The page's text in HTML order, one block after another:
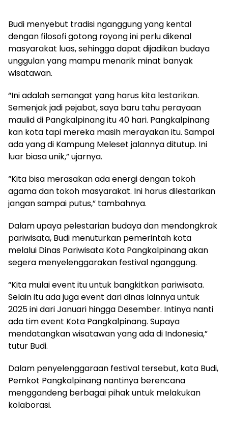
Budi menyebut tradisi nganggung yang kental
dengan filosofi gotong royong ini perlu dikenal
masyarakat luas, sehingga dapat dijadikan budaya
unggulan yang mampu menarik minat banyak
wisatawan.
“Ini adalah semangat yang harus kita lestarikan.
Semenjak jadi pejabat, saya baru tahu perayaan
maulid di Pangkalpinang itu 40 hari. Pangkalpinang
kan kota tapi mereka masih merayakan itu. Sampai
ada yang di Kampung Meleset jalannya ditutup. Ini
luar biasa unik,” ujarnya.
“Kita bisa merasakan ada energi dengan tokoh
agama dan tokoh masyarakat. Ini harus dilestarikan
jangan sampai putus,” tambahnya.
Dalam upaya pelestarian budaya dan mendongkrak
pariwisata, Budi menuturkan pemerintah kota
melalui Dinas Pariwisata Kota Pangkalpinang akan
segera menyelenggarakan festival nganggung.
“Kita mulai event itu untuk bangkitkan pariwisata.
Selain itu ada juga event dari dinas lainnya untuk
2025 ini dari Januari hingga Desember. Intinya nanti
ada tim event Kota Pangkalpinang. Supaya
mendatangkan wisatawan yang ada di Indonesia,”
tutur Budi.
Dalam penyelenggaraan festival tersebut, kata Budi,
Pemkot Pangkalpinang nantinya berencana
menggandeng berbagai pihak untuk melakukan
kolaborasi.